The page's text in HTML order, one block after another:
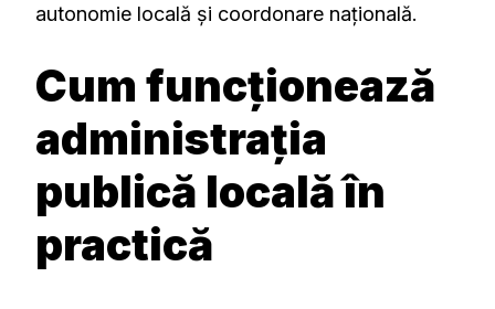
autonomie locală și coordonare națională.
Cum funcționează
administrația
publică locală în
practică